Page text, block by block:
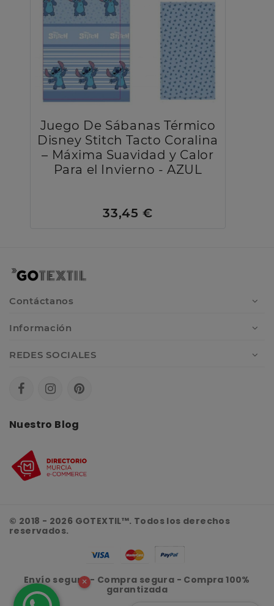
Juego De Sábanas Térmico
Disney Stitch Tacto Coralina
– Máxima Suavidad y Calor
Para el Invierno - AZUL
33,45 €
×
Contáctanos
Información
REDES SOCIALES
Nuestro Blog
© 2018 - 2026 GOTEXTIL™. Todos los derechos
reservados.
Envío seguro - Compra segura - Compra 100%
garantizada